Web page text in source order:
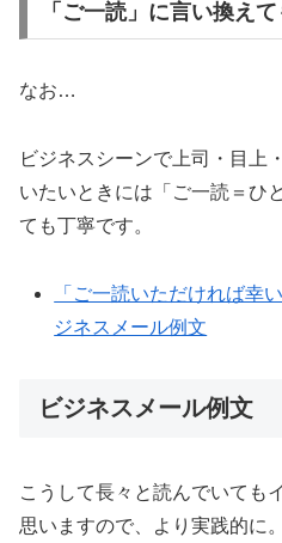
「ご一読」に言い換え
なお…
ビジネスシーンで上司・目上
いたいときには「ご一読＝ひ
ても丁寧です。
「ご一読いただければ幸
ジネスメール例文
ビジネスメール例文
こうして長々と読んでいても
思いますので、より実践的に。